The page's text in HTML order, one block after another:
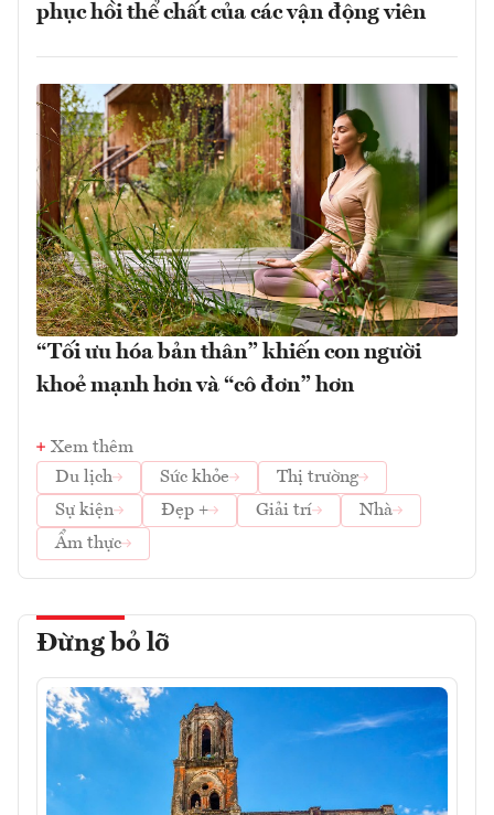
phục hồi thể chất của các vận động viên
“Tối ưu hóa bản thân” khiến con người
khoẻ mạnh hơn và “cô đơn” hơn
Xem thêm
Du lịch
Sức khỏe
Thị trường
Sự kiện
Đẹp + Giải trí
Nhà
Ẩm thực
Đừng bỏ lỡ